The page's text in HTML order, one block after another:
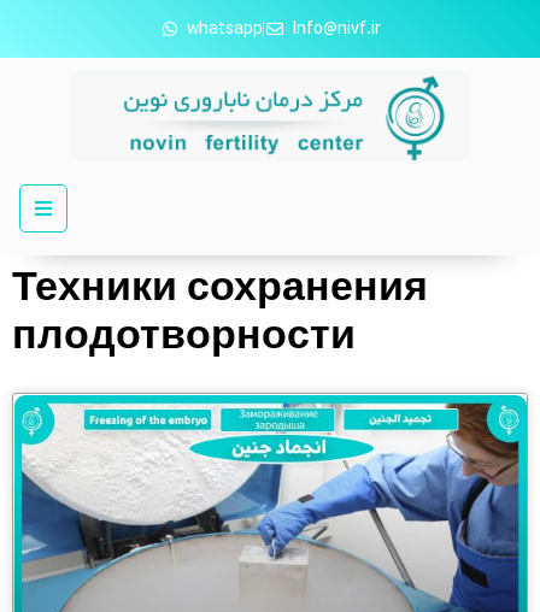
whatsapp Info@nivf.ir
Техники сохранения
плодотворности